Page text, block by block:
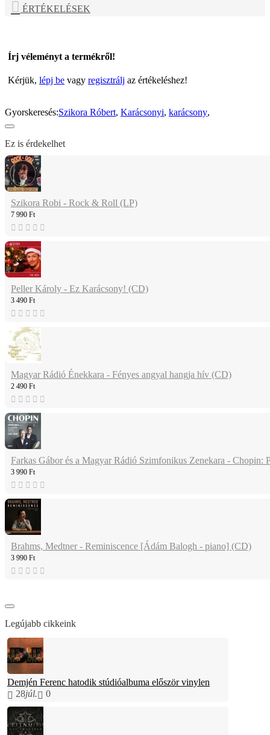
ÉRTÉKELÉSEK
Írj véleményt a termékről!
Kérjük, lépj be vagy regisztrálj az értékeléshez!
Gyorskeresés:Szikora Róbert, Karácsonyi, karácsony,
Ez is érdekelhet
Szikora Robi - Rock & Roll (LP)
7 990 Ft
Peller Károly - Ez Karácsony! (CD)
3 490 Ft
Magyar Rádió Énekkara - Fényes angyal hangja hív (CD)
2 490 Ft
Farkas Gábor és a Magyar Rádió Szimfonikus Zenekara - Chopin:
3 990 Ft
Brahms, Medtner - Reminiscence [Ádám Balogh - piano] (CD)
3 990 Ft
Legújabb cikkeink
Demjén Ferenc hatodik stúdióalbuma először vinylen
28júl. 0